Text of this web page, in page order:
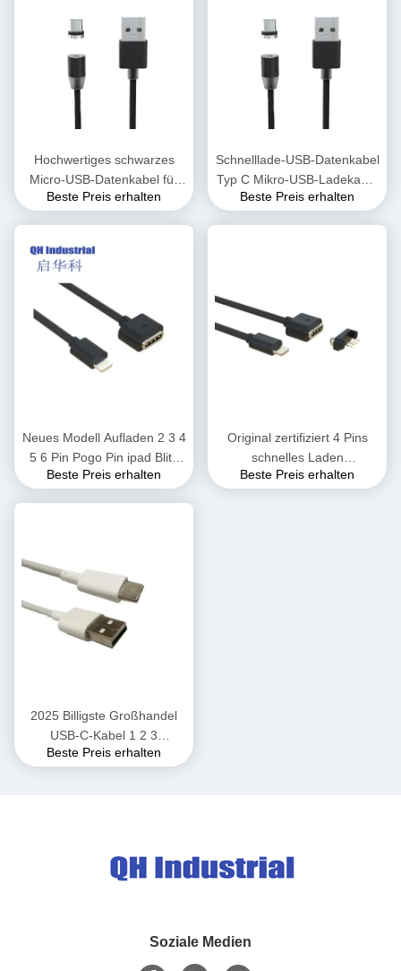
Hochwertiges schwarzes
Micro-USB-Datenkabel für
Android-Mobiltelefone,
Geflechtschirmung für
Lautsprecher
Beste Preis erhalten
Schnelllade-USB-Datenkabel
Typ C Mikro-USB-Ladekabel
für Mobiltelefone Drucker
Beste Preis erhalten
Neues Modell Aufladen 2 3 4
5 6 Pin Pogo Pin ipad Blitz
Magnetische Ladekabel
Beste Preis erhalten
Original zertifiziert 4 Pins
schnelles Laden
Magnetischer Anschluss zu
Beste Preis erhalten
2025 Billigste Großhandel
USB-C-Kabel 1 2 3
Schnellladung USB-C-Kabel
Beste Preis erhalten
Soziale Medien